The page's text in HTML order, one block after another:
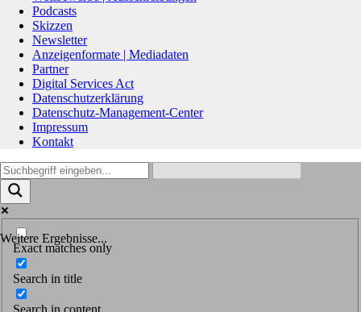
Podcasts
Skizzen
Newsletter
Anzeigenformate | Mediadaten
Partner
Digital Services Act
Datenschutzerklärung
Datenschutz-Management-Center
Impressum
Kontakt
Weitere Ergebnisse...
Exact matches only
Search in title
Search in content